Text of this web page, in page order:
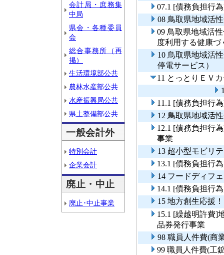
会計局・庶務集
中局
県会・各種委員
会
総合事務所（再
掲）
生活環境部公共
農林水産部公共
水産振興局公共
県土整備部公共
一般会計外
特別会計
企業会計
廃止・中止
廃止･中止事業
07.1 [債務負担行
08 鳥取県地域活
09 鳥取県地域活
度利用する健康
10 鳥取県地域活
停電サービス）
11 とっとりＥＶ
11.1 [債務負担行
12 鳥取県地域活
12.1 [債務負担行
事業
13 超小型モビリ
13.1 [債務負担行
14 フードディフ
14.1 [債務負担行
15 地方創生応援
15.1 [繰越明許費]
品券発行事業
98 職員人件費(商
99 職員人件費(工